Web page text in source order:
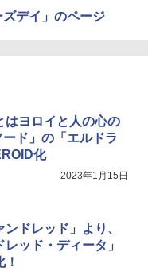
デイ」のページ
はヨロイと人の心の
ド」の「エルドラ
化
2023年1月15日
ンドレッド」より、
ッド・ディータ」